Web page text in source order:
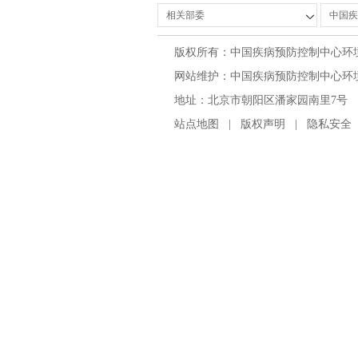
版权所有：中国疾病预防控制中心
网站维护：中国疾病预防控制中心
地址：北京市朝阳区潘家园南里7号
站点地图
版权声明 隐私安全